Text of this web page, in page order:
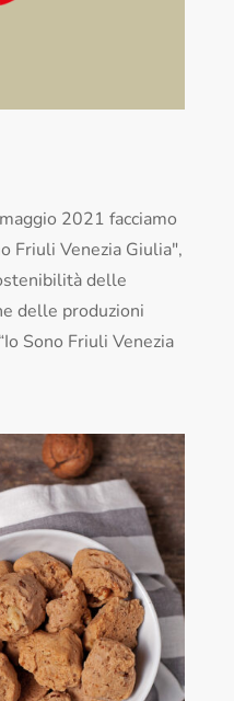
2021 facciamo
Friuli Venezia Giulia",
delle
delle produzioni
Sono Friuli Venezia